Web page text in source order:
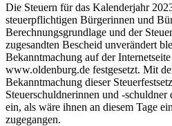
Die Steuern für das Kalenderjahr
steuerpflichtigen Bürgerinnen und
Berechnungsgrundlage und der
zugesandten Bescheid unverändert
Bekanntmachung auf der
www.oldenburg.de festgesetzt. Mit
Bekanntmachung dieser
Steuerschuldnerinnen und -
ein, als wäre ihnen an diesem Tage
zugegangen.